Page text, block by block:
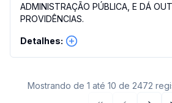
ADMINISTRAÇÃO PÚBLICA, E DÁ
PROVIDÊNCIAS.
Mostrando de 1 até 10 de 2472